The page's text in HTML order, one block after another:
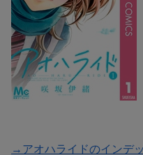
→アオハライドのインデ